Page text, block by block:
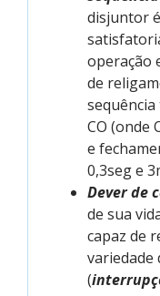
disjuntor
operação
de
sequência
CO (onde
e
0,3seg e
Dever de
de sua
capaz de
variedade
(